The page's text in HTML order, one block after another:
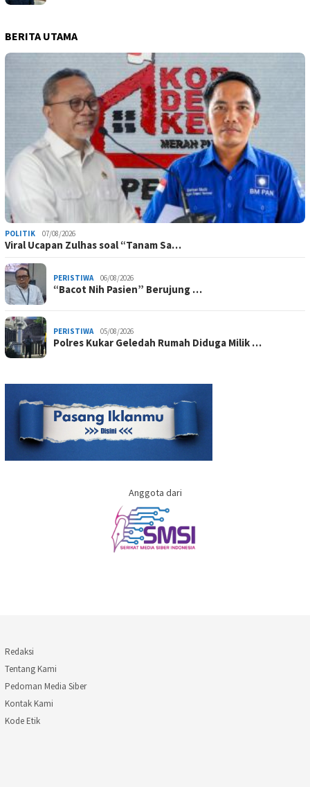
BERITA UTAMA
POLITIK 07/08/2026
Viral Ucapan Zulhas soal “Tanam Sa…
PERISTIWA 06/08/2026
“Bacot Nih Pasien” Berujung …
PERISTIWA 05/08/2026
Polres Kukar Geledah Rumah Diduga Milik …
Anggota dari
Redaksi
Tentang Kami
Pedoman Media Siber
Kontak Kami
Kode Etik